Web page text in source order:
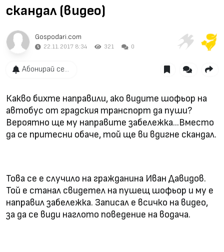
скандал (видео)
Gospodari.com
22.11.2017 8:34 321 0
Абонирай се...
Какво бихте направили, ако видите шофьор на
автобус от градския транспорт да пуши?
Вероятно ще му направите забележка...Вместо
да се притесни обаче, той ще ви вдигне скандал.
Това се е случило на гражданина Иван Давидов.
Той е станал свидетел на пушещ шофьор и му е
направил забележка. Записал е всичко на видео,
за да се види наглото поведение на водача.